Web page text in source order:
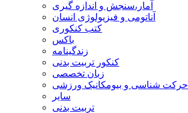
آمار،سنجش و اندازه گیری
آناتومی و فیزیولوژی انسان
کتب کنکوری
باکس
زندگینامه
کنکور تربیت بدنی
زبان تخصصی
حرکت شناسی و بیومکانیک ورزشی
سایر
تربیت بدنی